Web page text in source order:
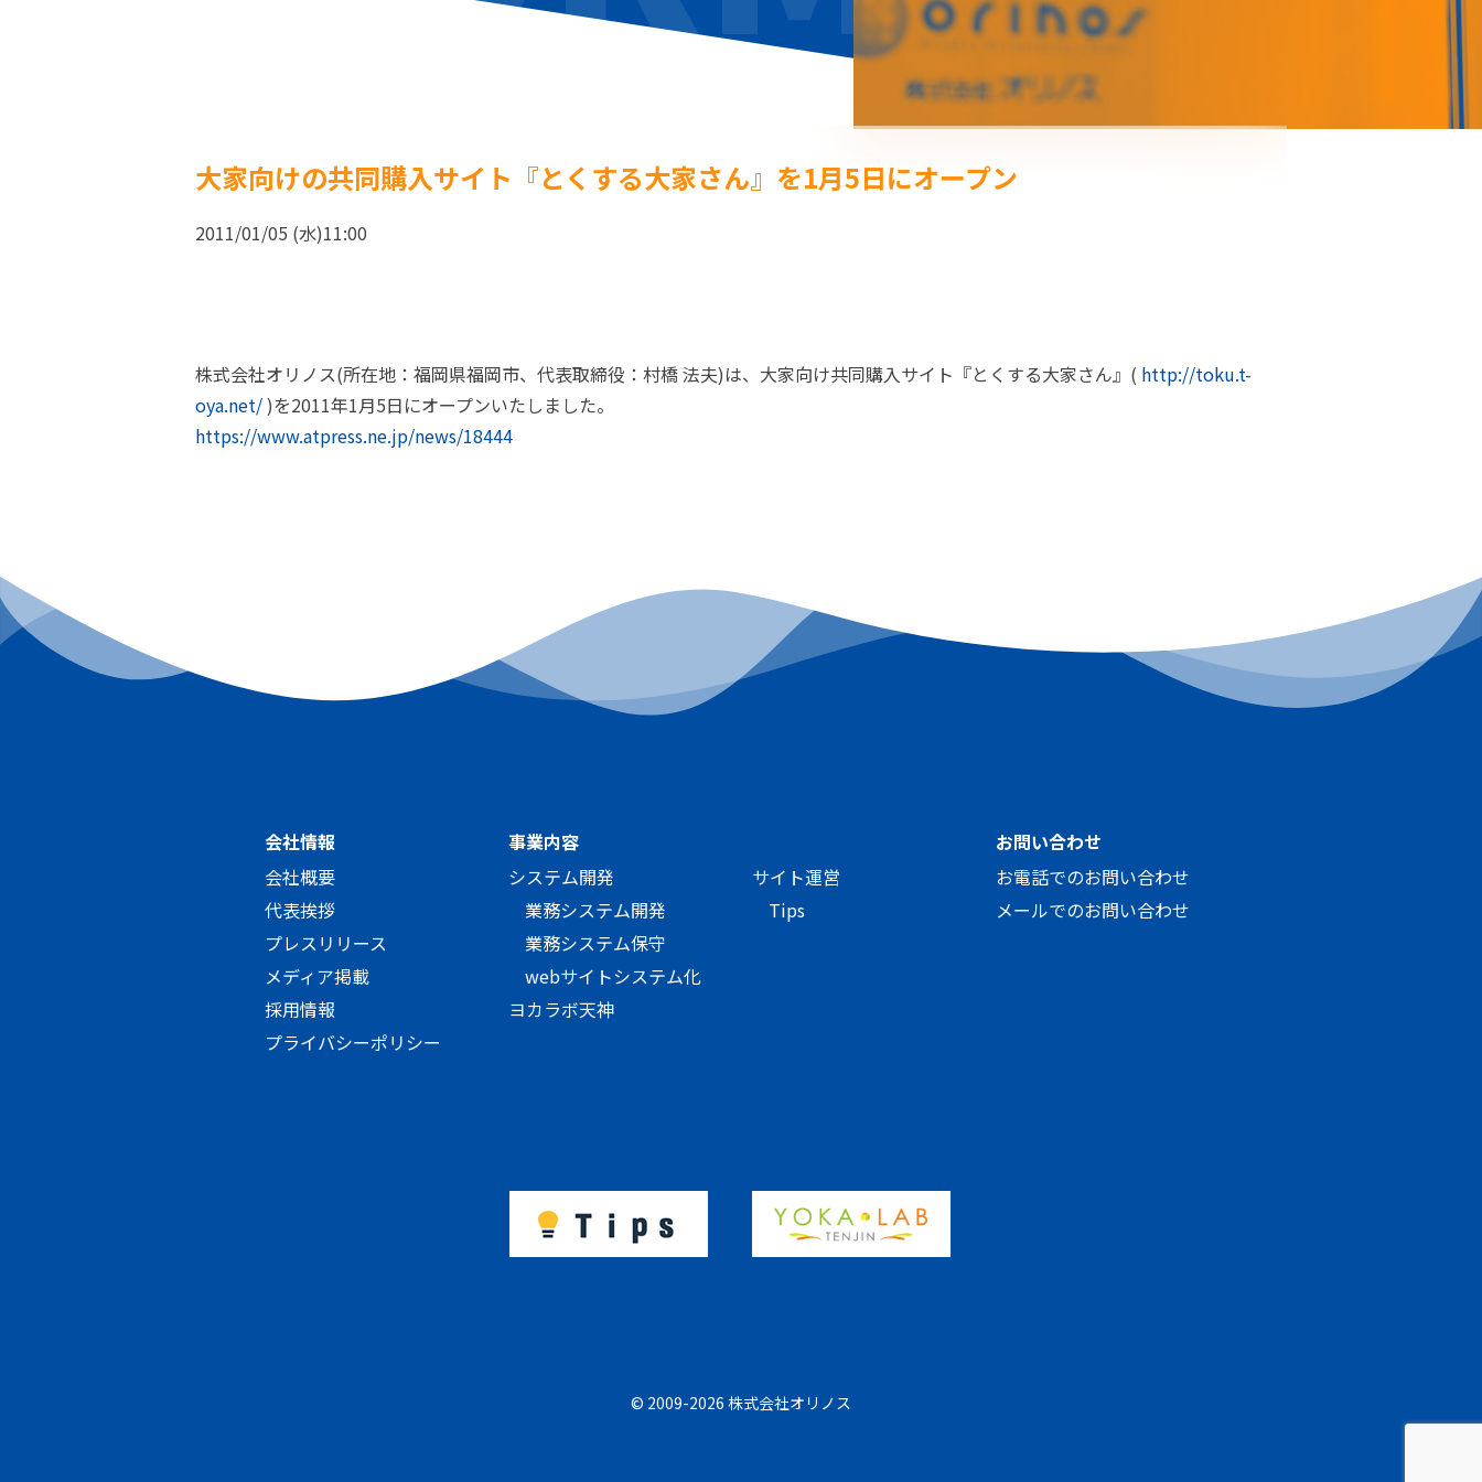
大家向けの共同購入サイト『とくする大家さん』を1月5日にオープン
2011/01/05 (水)11:00
株式会社オリノス(所在地：福岡県福岡市、代表取締役：村橋 法夫)は、大家向け共同購入サイト『とくする大家さん』( http://toku.t-
oya.net/)を2011年1月5日にオープンいたしました。
https://www.atpress.ne.jp/news/18444
会社情報
会社概要
代表挨拶
プレスリリース
メディア掲載
採用情報
プライバシーポリシー
事業内容
システム開発
業務システム開発
業務システム保守
webサイトシステム化
ヨカラボ天神
サイト運営
Tips
お問い合わせ
お電話でのお問い合わせ
メールでのお問い合わせ
© 2009-2026 株式会社オリノス